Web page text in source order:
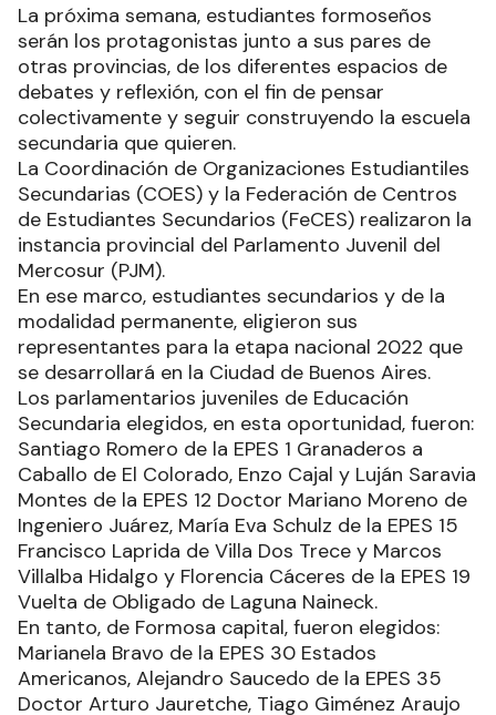
La próxima semana, estudiantes formoseños
serán los protagonistas junto a sus pares de
otras provincias, de los diferentes espacios de
debates y reflexión, con el fin de pensar
colectivamente y seguir construyendo la escuela
secundaria que quieren.
La Coordinación de Organizaciones Estudiantiles
Secundarias (COES) y la Federación de Centros
de Estudiantes Secundarios (FeCES) realizaron la
instancia provincial del Parlamento Juvenil del
Mercosur (PJM).
En ese marco, estudiantes secundarios y de la
modalidad permanente, eligieron sus
representantes para la etapa nacional 2022 que
se desarrollará en la Ciudad de Buenos Aires.
Los parlamentarios juveniles de Educación
Secundaria elegidos, en esta oportunidad, fueron:
Santiago Romero de la EPES 1 Granaderos a
Caballo de El Colorado, Enzo Cajal y Luján Saravia
Montes de la EPES 12 Doctor Mariano Moreno de
Ingeniero Juárez, María Eva Schulz de la EPES 15
Francisco Laprida de Villa Dos Trece y Marcos
Villalba Hidalgo y Florencia Cáceres de la EPES 19
Vuelta de Obligado de Laguna Naineck.
En tanto, de Formosa capital, fueron elegidos:
Marianela Bravo de la EPES 30 Estados
Americanos, Alejandro Saucedo de la EPES 35
Doctor Arturo Jauretche, Tiago Giménez Araujo